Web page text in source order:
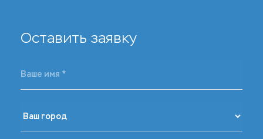
Оставить заявку